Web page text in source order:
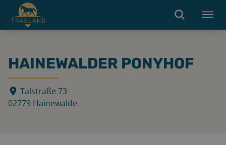
HAINEWALDER PONYHOF
Talstraße 73
02779 Hainewalde